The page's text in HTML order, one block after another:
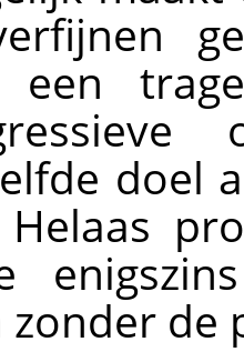
een
doel
Helaas
zonder de